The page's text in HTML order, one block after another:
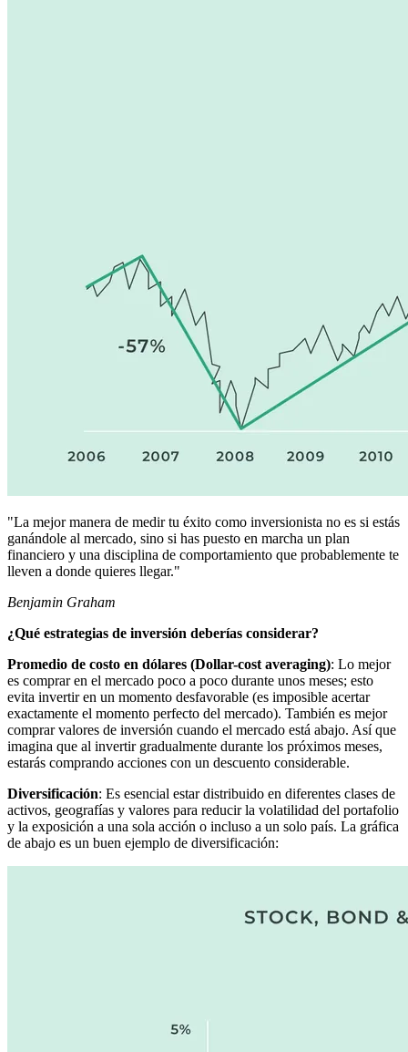
"La mejor manera de medir tu éxito como inversionista no es si estás
ganándole al mercado, sino si has puesto en marcha un plan
financiero y una disciplina de comportamiento que probablemente te
lleven a donde quieres llegar."
Benjamin Graham
¿Qué estrategias de inversión deberías considerar?
Promedio de costo en dólares (Dollar-cost averaging): Lo mejor
es comprar en el mercado poco a poco durante unos meses; esto
evita invertir en un momento desfavorable (es imposible acertar
exactamente el momento perfecto del mercado). También es mejor
comprar valores de inversión cuando el mercado está abajo. Así que
imagina que al invertir gradualmente durante los próximos meses,
estarás comprando acciones con un descuento considerable.
Diversificación: Es esencial estar distribuido en diferentes clases de
activos, geografías y valores para reducir la volatilidad del portafolio
y la exposición a una sola acción o incluso a un solo país. La gráfica
de abajo es un buen ejemplo de diversificación: